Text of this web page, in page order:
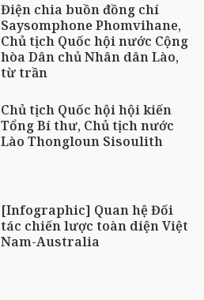
Điện chia buồn đồng chí
Saysomphone Phomvihane,
Chủ tịch Quốc hội nước Cộng
hòa Dân chủ Nhân dân Lào,
từ trần
Chủ tịch Quốc hội hội kiến
Tổng Bí thư, Chủ tịch nước
Lào Thongloun Sisoulith
[Infographic] Quan hệ Đối
tác chiến lược toàn diện Việt
Nam-Australia